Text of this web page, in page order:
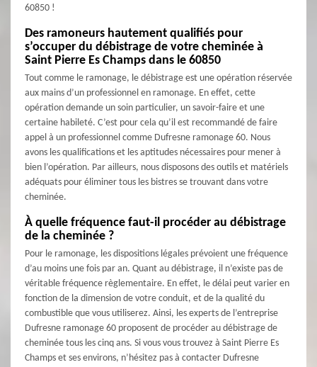
60850 !
Des ramoneurs hautement qualifiés pour
s’occuper du débistrage de votre cheminée à
Saint Pierre Es Champs dans le 60850
Tout comme le ramonage, le débistrage est une opération réservée
aux mains d’un professionnel en ramonage. En effet, cette
opération demande un soin particulier, un savoir-faire et une
certaine habileté. C’est pour cela qu’il est recommandé de faire
appel à un professionnel comme Dufresne ramonage 60. Nous
avons les qualifications et les aptitudes nécessaires pour mener à
bien l’opération. Par ailleurs, nous disposons des outils et matériels
adéquats pour éliminer tous les bistres se trouvant dans votre
cheminée.
À quelle fréquence faut-il procéder au débistrage
de la cheminée ?
Pour le ramonage, les dispositions légales prévoient une fréquence
d’au moins une fois par an. Quant au débistrage, il n’existe pas de
véritable fréquence règlementaire. En effet, le délai peut varier en
fonction de la dimension de votre conduit, et de la qualité du
combustible que vous utiliserez. Ainsi, les experts de l’entreprise
Dufresne ramonage 60 proposent de procéder au débistrage de
cheminée tous les cinq ans. Si vous vous trouvez à Saint Pierre Es
Champs et ses environs, n’hésitez pas à contacter Dufresne